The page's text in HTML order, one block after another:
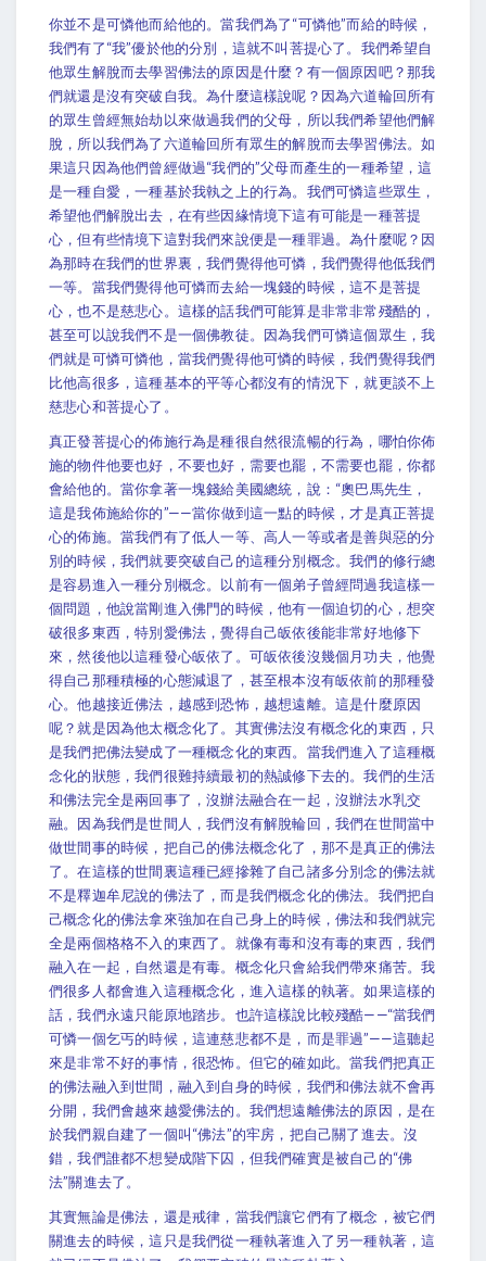
你並不是可憐他而給他的。當我們為了“可憐他”而給的時候，
我們有了“我”優於他的分別，這就不叫菩提心了。我們希望自
他眾生解脫而去學習佛法的原因是什麼？有一個原因吧？那我
們就還是沒有突破自我。為什麼這樣說呢？因為六道輪回所有
的眾生曾經無始劫以來做過我們的父母，所以我們希望他們解
脫，所以我們為了六道輪回所有眾生的解脫而去學習佛法。如
果這只因為他們曾經做過“我們的”父母而產生的一種希望，這
是一種自愛，一種基於我執之上的行為。我們可憐這些眾生，
希望他們解脫出去，在有些因緣情境下這有可能是一種菩提
心，但有些情境下這對我們來說便是一種罪過。為什麼呢？因
為那時在我們的世界裏，我們覺得他可憐，我們覺得他低我們
一等。當我們覺得他可憐而去給一塊錢的時候，這不是菩提
心，也不是慈悲心。這樣的話我們可能算是非常非常殘酷的，
甚至可以說我們不是一個佛教徒。因為我們可憐這個眾生，我
們就是可憐可憐他，當我們覺得他可憐的時候，我們覺得我們
比他高很多，這種基本的平等心都沒有的情況下，就更談不上
慈悲心和菩提心了。
真正發菩提心的佈施行為是種很自然很流暢的行為，哪怕你佈
施的物件他要也好，不要也好，需要也罷，不需要也罷，你都
會給他的。當你拿著一塊錢給美國總統，說：“奧巴馬先生，
這是我佈施給你的”——當你做到這一點的時候，才是真正菩提
心的佈施。當我們有了低人一等、高人一等或者是善與惡的分
別的時候，我們就要突破自己的這種分別概念。我們的修行總
是容易進入一種分別概念。以前有一個弟子曾經問過我這樣一
個問題，他說當剛進入佛門的時候，他有一個迫切的心，想突
破很多東西，特別愛佛法，覺得自己皈依後能非常好地修下
來，然後他以這種發心皈依了。可皈依後沒幾個月功夫，他覺
得自己那種積極的心態減退了，甚至根本沒有皈依前的那種發
心。他越接近佛法，越感到恐怖，越想遠離。這是什麼原因
呢？就是因為他太概念化了。其實佛法沒有概念化的東西，只
是我們把佛法變成了一種概念化的東西。當我們進入了這種概
念化的狀態，我們很難持續最初的熱誠修下去的。我們的生活
和佛法完全是兩回事了，沒辦法融合在一起，沒辦法水乳交
融。因為我們是世間人，我們沒有解脫輪回，我們在世間當中
做世間事的時候，把自己的佛法概念化了，那不是真正的佛法
了。在這樣的世間裏這種已經摻雜了自己諸多分別念的佛法就
不是釋迦牟尼說的佛法了，而是我們概念化的佛法。我們把自
己概念化的佛法拿來強加在自己身上的時候，佛法和我們就完
全是兩個格格不入的東西了。就像有毒和沒有毒的東西，我們
融入在一起，自然還是有毒。概念化只會給我們帶來痛苦。我
們很多人都會進入這種概念化，進入這樣的執著。如果這樣的
話，我們永遠只能原地踏步。也許這樣說比較殘酷——“當我們
可憐一個乞丐的時候，這連慈悲都不是，而是罪過”——這聽起
來是非常不好的事情，很恐怖。但它的確如此。當我們把真正
的佛法融入到世間，融入到自身的時候，我們和佛法就不會再
分開，我們會越來越愛佛法的。我們想遠離佛法的原因，是在
於我們親自建了一個叫“佛法”的牢房，把自己關了進去。沒
錯，我們誰都不想變成階下囚，但我們確實是被自己的“佛
法”關進去了。
其實無論是佛法，還是戒律，當我們讓它們有了概念，被它們
關進去的時候，這只是我們從一種執著進入了另一種執著，這